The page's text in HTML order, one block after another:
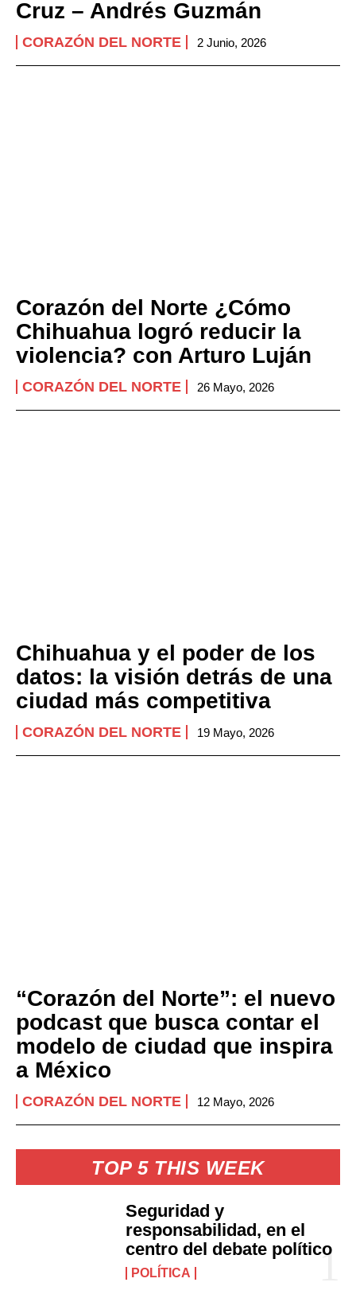
Cruz – Andrés Guzmán
CORAZÓN DEL NORTE 2 Junio, 2026
Corazón del Norte ¿Cómo
Chihuahua logró reducir la
violencia? con Arturo Luján
CORAZÓN DEL NORTE 26 Mayo, 2026
Chihuahua y el poder de los
datos: la visión detrás de una
ciudad más competitiva
CORAZÓN DEL NORTE 19 Mayo, 2026
“Corazón del Norte”: el nuevo
podcast que busca contar el
modelo de ciudad que inspira
a México
CORAZÓN DEL NORTE 12 Mayo, 2026
TOP 5 THIS WEEK
Seguridad y
responsabilidad, en el
centro del debate político
POLÍTICA